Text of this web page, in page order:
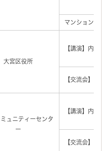
マンション管理
大宮区役所
【講演】内容未
【交流会】内容
ュニティーセンタ
ー
【講演】内容未
【交流会】内容